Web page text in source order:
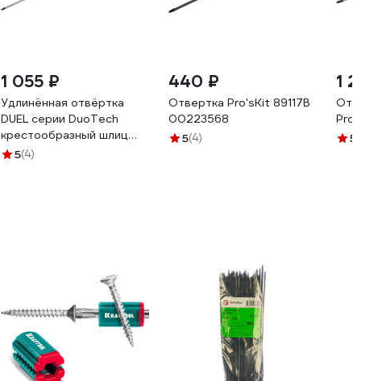
1 055 ₽
Удлинённая отвёртка
DUEL серии DuoTech
крестообразный шлиц
Ph2 6x500мм, длина
5(4)
440 ₽
Отвертка Pro'sKit 89117B
00223568
5(4)
1
Profi
5